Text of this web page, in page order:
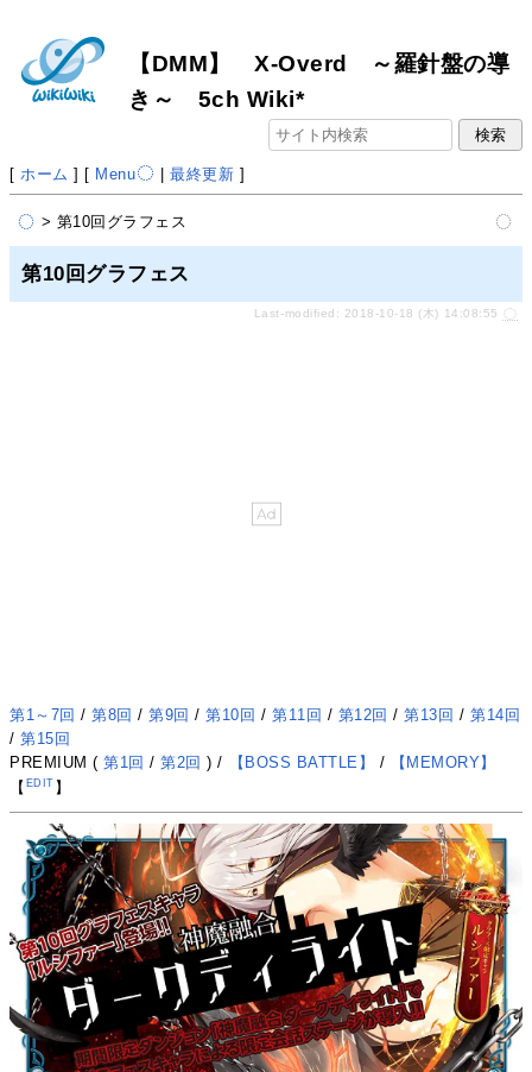
【DMM】 X-Overd ～羅針盤の導
き～ 5ch Wiki*
[ ホーム ] [ Menu |最終更新 ]
> 第10回グラフェス
第10回グラフェス
Last-modified: 2018-10-18 (木) 14:08:55
第1～7回 /第8回 /第9回 /第10回 /第11回 / 第12回 /第13回 /第14回
/第15回
PREMIUM (第1回 /第2回 ) / 【BOSS BATTLE】 /
【MEMORY】
【 EDIT 】